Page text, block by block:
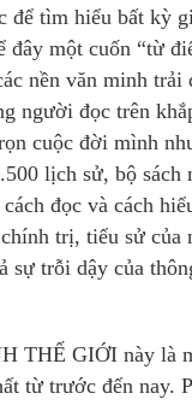
để tìm hiểu bất kỳ
một cuốn “từ
nền văn minh
người đọc trên
cuộc đời mình
lịch sử, bộ
đọc và cách
trị, tiểu sử
sự trỗi dậy của
THẾ GIỚI này là
từ trước đến nay.